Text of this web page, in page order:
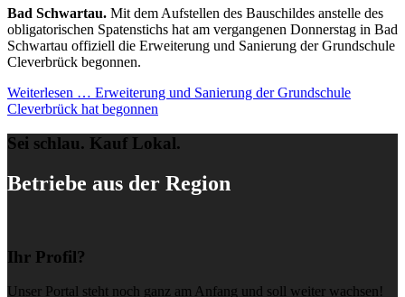
Bad Schwartau. Mit dem Aufstellen des Bauschildes anstelle des
obligatorischen Spatenstichs hat am vergangenen Donnerstag in Bad
Schwartau offiziell die Erweiterung und Sanierung der Grundschule
Cleverbrück begonnen.
Weiterlesen … Erweiterung und Sanierung der Grundschule
Cleverbrück hat begonnen
Sei schlau. Kauf Lokal.
Betriebe aus der Region
Ihr Profil?
Unser Portal steht noch ganz am Anfang und soll weiter wachsen!